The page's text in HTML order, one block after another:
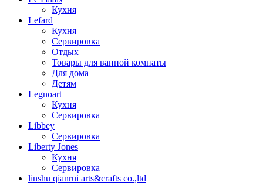
Кухня
Lefard
Кухня
Сервировка
Отдых
Товары для ванной комнаты
Для дома
Детям
Legnoart
Кухня
Сервировка
Libbey
Сервировка
Liberty Jones
Кухня
Сервировка
linshu qianrui arts&crafts co.,ltd